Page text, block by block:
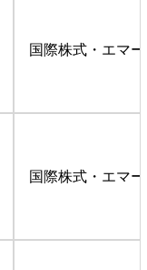
国際株式・エマ
国際株式・エマ